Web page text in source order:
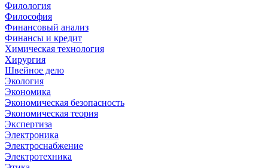
Филология
Философия
Финансовый анализ
Финансы и кредит
Химическая технология
Хирургия
Швейное дело
Экология
Экономика
Экономическая безопасность
Экономическая теория
Экспертиза
Электроника
Электроснабжение
Электротехника